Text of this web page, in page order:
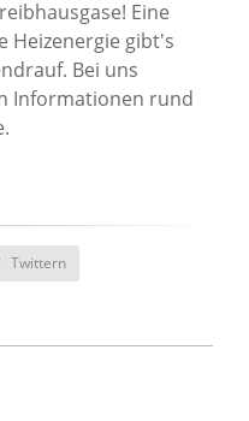
Eine
Heizenergie gibt's
Bei uns
Informationen rund
Twittern